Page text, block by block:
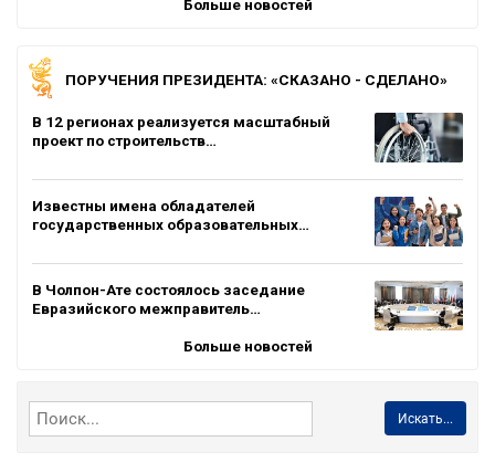
Больше новостей
ПОРУЧЕНИЯ ПРЕЗИДЕНТА: «СКАЗАНО - СДЕЛАНО»
В 12 регионах реализуется масштабный
проект по строительств…
Известны имена обладателей
государственных образовательных…
В Чолпон-Ате состоялось заседание
Евразийского межправитель…
Больше новостей
Искать...